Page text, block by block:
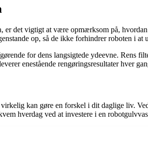
det vigtigt at være opmærksom på,
op, så de ikke forhindrer roboten i at
for dens langsigtede ydeevne. Rens
enestående rengøringsresultater hver
kan gøre en forskel i dit daglige liv.
hverdag ved at investere i en